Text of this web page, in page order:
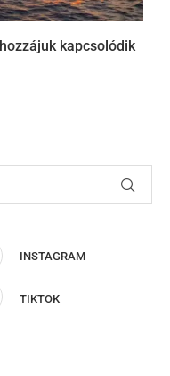
kapcsolódik
INSTAGRAM
TIKTOK